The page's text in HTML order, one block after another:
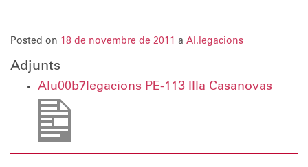
Posted on 18 de novembre de 2011 a Al.legacions
Adjunts
Alu00b7legacions PE-113 Illa Casanovas